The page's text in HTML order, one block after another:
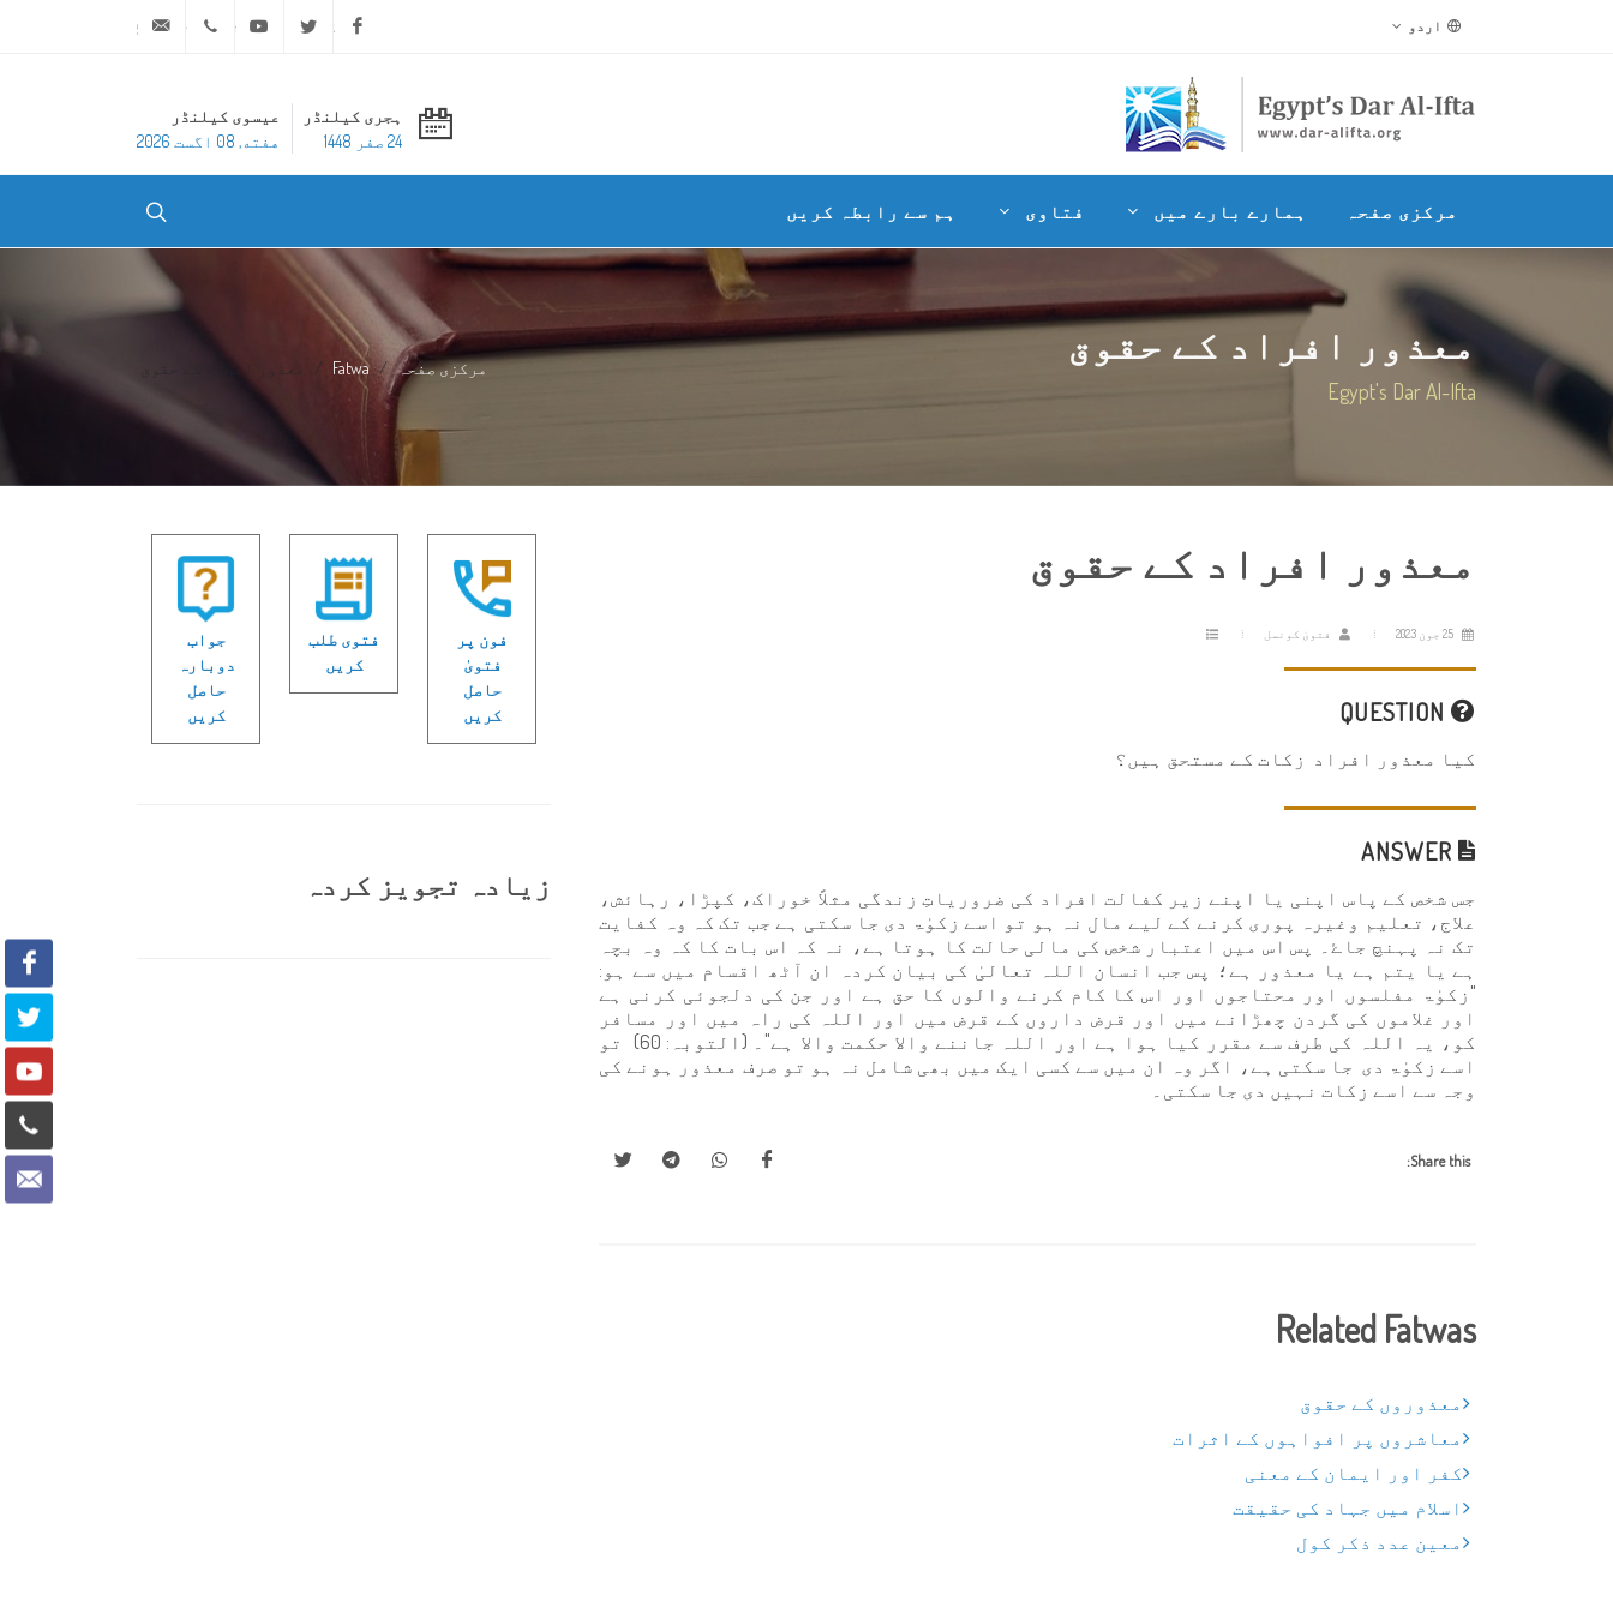
اردو Facebook
Twitter
Youtube
ہجری کیلنڈر
24 صفر 1448
عیسوی کیلنڈر
هفته, 08 اگست 2026
مرکزی صفحہ ہمارے بارے میں فتاوی ہم سے رابطہ کریں
معذور افراد کے حقوق
Egypt's Dar Al-Ifta
مرکزی صفحہ Fatwa معذور افراد کے حقوق
معذور افراد کے حقوق
فتویٰ کونسل
کیا معذور افراد زکات کے مستحق ہیں؟
جس شخص کے پاس اپنی یا اپنے زیر کفالت افراد کی ضروریاتِ زندگی مثلاً خوراک، کپڑا، رہائش،
علاج، تعلیم وغیرہ پوری کرنے کے لیے مال نہ ہو تو اسے زکوٰۃ دی جا سکتی ہے جب تک کہ وہ کفایت
تک نہ پہنچ جاۓ۔ پس اس میں اعتبار شخص کی مالی حالت کا ہوتا ہے، نہ کہ اس بات کا کہ وہ بچہ
ہے یا یتم ہے یا معذور ہے؛ پس جب انسان اللہ تعالیٰ کی بیان کردہ ان آٹھ اقسام میں سے ہو:
"زکوٰۃ مفلسوں اور محتاجوں اور اس کا کام کرنے والوں کا حق ہے اور جن کی دلجوئی کرنی ہے
اور غلاموں کی گردن چھڑانے میں اور قرض داروں کے قرض میں اور اللہ کی راہ میں اور مسافر
کو، یہ اللہ کی طرف سے مقرر کیا ہوا ہے اور اللہ جاننے والا حکمت والا ہے"۔ (التوبہ: 60) تو
اسے زکوٰۃ دی جا سکتی ہے، اگر وہ ان میں سے کسی ایک میں بھی شامل نہ ہو تو صرف معذور ہونے کی
وجہ سے اسے زکات نہیں دی جا سکتی۔
Share this:
Related Fatwas
معذوروں کے حقوق
معاشروں پر افواہوں کے اثرات
کفر اور ایمان کے معنی
اسلام میں جہاد کی حقیقت
معین عدد ذکر کول
فون پر
فتویٰ
حاصل
کریں
فتوی طلب
کریں
جواب
دوبارہ
حاصل
کریں
زیادہ تجویز کردہ